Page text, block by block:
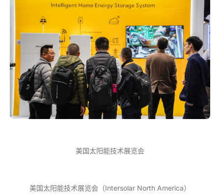
美国太阳能技术展览会
美国太阳能技术展览会（Intersolar North America）